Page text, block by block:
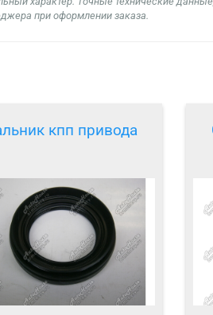
при оформлении заказа.
кпп привода